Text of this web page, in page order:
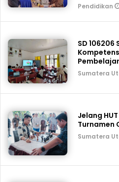
Pendidikan
SD
Sumatera
Jelang
Turnamen
Sumatera